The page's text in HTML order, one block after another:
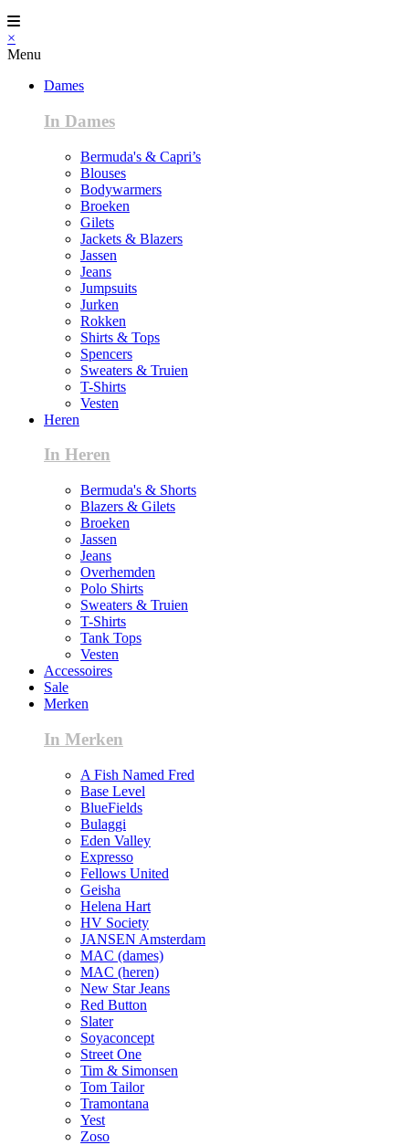
×
Menu
Dames
In Dames
Bermuda's & Capri’s
Blouses
Bodywarmers
Broeken
Gilets
Jackets & Blazers
Jassen
Jeans
Jumpsuits
Jurken
Rokken
Shirts & Tops
Spencers
Sweaters & Truien
T-Shirts
Vesten
Heren
In Heren
Bermuda's & Shorts
Blazers & Gilets
Broeken
Jassen
Jeans
Overhemden
Polo Shirts
Sweaters & Truien
T-Shirts
Tank Tops
Vesten
Accessoires
Sale
Merken
In Merken
A Fish Named Fred
Base Level
BlueFields
Bulaggi
Eden Valley
Expresso
Fellows United
Geisha
Helena Hart
HV Society
JANSEN Amsterdam
MAC (dames)
MAC (heren)
New Star Jeans
Red Button
Slater
Soyaconcept
Street One
Tim & Simonsen
Tom Tailor
Tramontana
Yest
Zoso